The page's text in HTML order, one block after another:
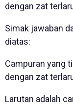
dengan zat
Simak jawaban
diatas:
Campuran yang
dengan zat
Larutan adalah